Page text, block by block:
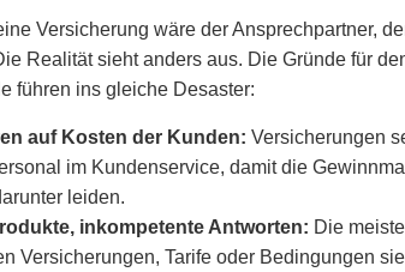
Versicherung wäre der Ansprechpartner,
Realität sieht anders aus. Die Gründe für
führen ins gleiche Desaster:
auf Kosten der Kunden: Versicherungen
im Kundenservice, damit die
leiden.
inkompetente Antworten: Die
Versicherungen, Tarife oder Bedingungen